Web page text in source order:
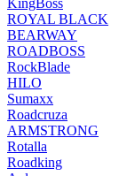
KingBoss
ROYAL BLACK
BEARWAY
ROADBOSS
RockBlade
HILO
Sumaxx
Roadcruza
ARMSTRONG
Rotalla
Roadking